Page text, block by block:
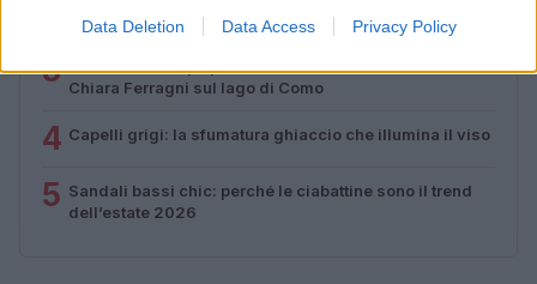
Data Deletion Data Access Privacy Policy
lusso alle novità make-up
3 Chiara Ferragni sul lago di Como
4 Capelli grigi: la sfumatura ghiaccio che illumina il viso
5 Sandali bassi chic: perché le ciabattine sono il trend
dell’estate 2026